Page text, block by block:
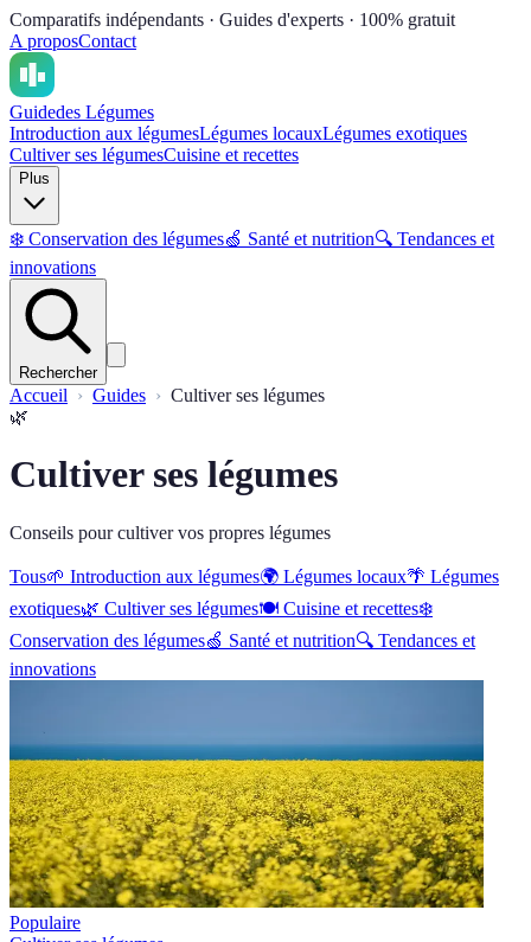
Comparatifs indépendants · Guides d'experts · 100% gratuit
A proposContact
Guidedes Légumes
Introduction aux légumesLégumes locauxLégumes exotiques
Cultiver ses légumesCuisine et recettes
Plus
❄️ Conservation des légumes🍏 Santé et nutrition🔍 Tendances et
innovations
Rechercher
Accueil Guides
Cultiver ses légumes
🌿
Cultiver ses légumes
Conseils pour cultiver vos propres légumes
Tous🌱 Introduction aux légumes🌍 Légumes locaux🌴 Légumes
exotiques🌿 Cultiver ses légumes🍽️ Cuisine et recettes❄️
Conservation des légumes🍏 Santé et nutrition🔍 Tendances et
innovations
Populaire